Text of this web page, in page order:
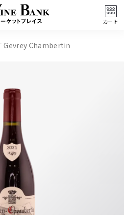
カート
Gevrey Chambertin